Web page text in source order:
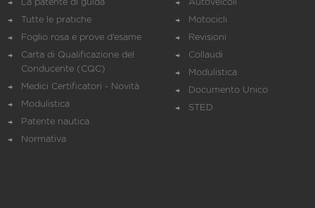
La patente di guida
Tutte le pratiche
Foglio rosa e prove d’esame
Carta di Qualificazione del
Conducente (CQC)
Medici Certificatori - Novità
Modulistica
Patente nautica
Normativa
Autoveicoli
Motocicli
Revisioni
Collaudi
Modulistica
Documento Unico
STED